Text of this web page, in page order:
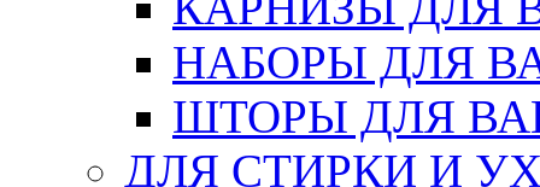
НАБОРЫ ДЛЯ
ШТОРЫ ДЛЯ
ДЛЯ СТИРКИ И